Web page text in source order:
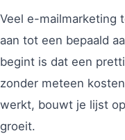
Veel e-mailmarketing
aan tot een bepaald
begint is dat een
zonder meteen
werkt, bouwt je lijst
groeit.